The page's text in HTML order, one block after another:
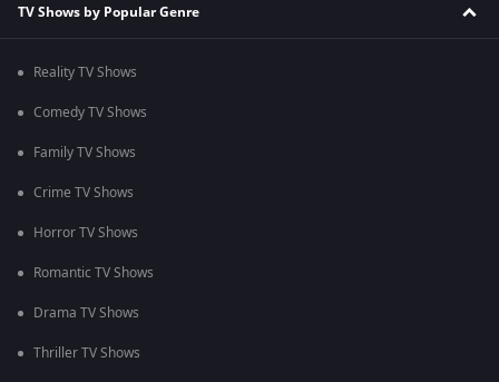
TV Shows by Popular Genre
Reality TV Shows
Comedy TV Shows
Family TV Shows
Crime TV Shows
Horror TV Shows
Romantic TV Shows
Drama TV Shows
Thriller TV Shows